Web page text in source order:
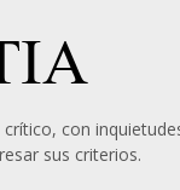
con
sus criterios.